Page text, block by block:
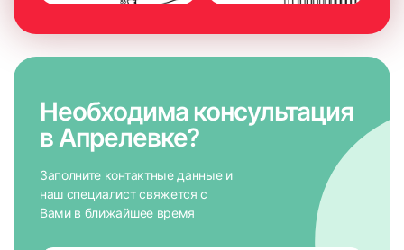
Необходима консультация
в Апрелевке?
Заполните контактные данные и
наш специалист свяжется с
Вами в ближайшее время